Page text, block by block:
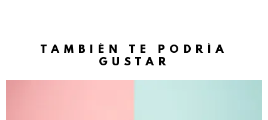
TAMBIÉN TE PODRÍA
GUSTAR